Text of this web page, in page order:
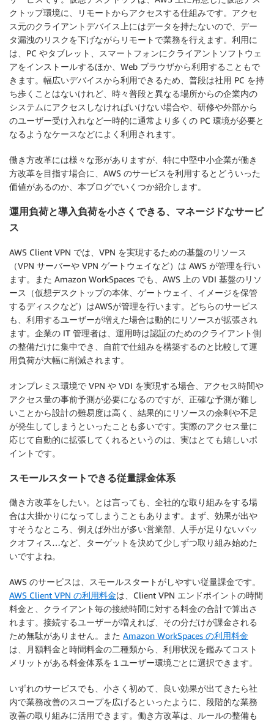
クトップ環境に、リモートからアクセスする仕組みです。アクセ
ス元のクライアントデバイス上にはデータを持たないので、デー
タ漏洩のリスクを下げながらリモートで業務を行えます。利用に
は、PC やタブレット、スマートフォンにクライアントソフトウェ
アをインストールするほか、Web ブラウザから利用することもで
きます。幅広いデバイスから利用できるため、普段は社用 PC を持
ち歩くことはないけれど、時々普段と異なる場所からの企業内の
システムにアクセスしなければいけない場合や、研修や外部から
のユーザー受け入れなど一時的に通常より多くの PC 環境が必要と
なるようなケースなどによく利用されます。
働き方改革には様々な形がありますが、特に中堅中小企業が働き
方改革を目指す場合に、AWS のサービスを利用するとどういった
価値があるのか、本ブログでいくつか紹介します。
運用負荷と導入負荷を小さくできる、マネージドなサービ
ス
AWS Client VPN では、VPN を実現するための基盤のリソース
（VPN サーバーや VPN ゲートウェイなど）は AWS が管理を行い
ます。また Amazon WorkSpaces でも、AWS 上の VDI 基盤のリソ
ース（仮想デスクトップの本体、ゲートウェイ、イメージを保管
するディスクなど）はAWSが管理を行います。どちらのサービス
も、利用するユーザーが増えた場合は動的にリソースが拡張され
ます。企業の IT 管理者は、運用時は認証のためのクライアント側
の整備だけに集中でき、自前で仕組みを構築するのと比較して運
用負荷が大幅に削減されます。
オンプレミス環境で VPN や VDI を実現する場合、アクセス時間や
アクセス量の事前予測が必要になるのですが、正確な予測が難し
いことから設計の難易度は高く、結果的にリソースの余剰や不足
が発生してしまうといったことも多いです。実際のアクセス量に
応じて自動的に拡張してくれるというのは、実はとても嬉しいポ
イントです。
スモールスタートできる従量課金体系
働き方改革をしたい。とは言っても、全社的な取り組みをする場
合は大掛かりになってしまうこともあります。まず、効果が出や
すそうなところ、例えば外出が多い営業部、人手が足りないバッ
クオフィス…など、ターゲットを決めて少しずつ取り組み始めた
いですよね。
AWS のサービスは、スモールスタートがしやすい従量課金です。
AWS Client VPN の利用料金は、Client VPN エンドポイントの時間
料金と、クライアント毎の接続時間に対する料金の合計で算出さ
れます。接続するユーザーが増えれば、その分だけが課金される
ため無駄がありません。また Amazon WorkSpaces の利用料金
は、月額料金と時間料金の二種類から、利用状況を鑑みてコスト
メリットがある料金体系を１ユーザー環境ごとに選択できます。
いずれのサービスでも、小さく初めて、良い効果が出てきたら社
内で業務改善のスコープを広げるといったように、段階的な業務
改善の取り組みに活用できます。働き方改革は、ルールの整備も